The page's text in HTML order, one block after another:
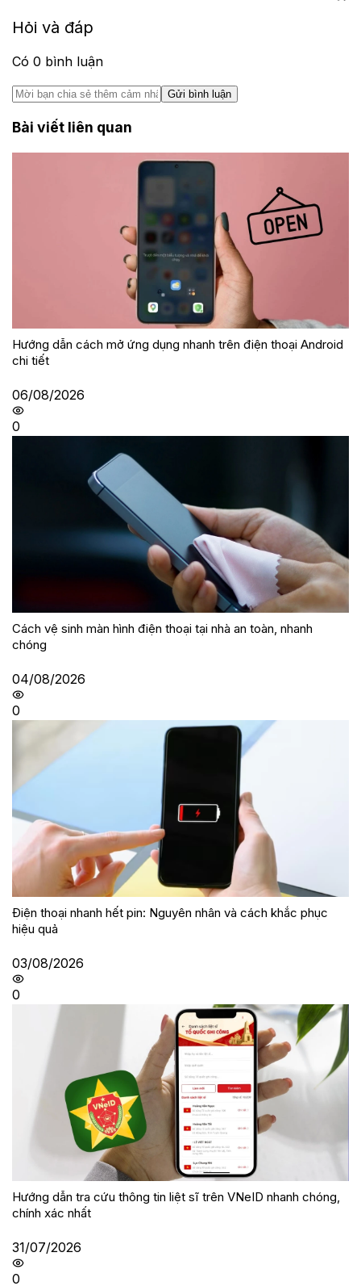
Hỏi và đáp
Có 0 bình luận
Gửi bình luận
Bài viết liên quan
Hướng dẫn cách mở ứng dụng nhanh trên điện thoại Android
chi tiết
06/08/2026
0
Cách vệ sinh màn hình điện thoại tại nhà an toàn, nhanh
chóng
04/08/2026
0
Điện thoại nhanh hết pin: Nguyên nhân và cách khắc phục
hiệu quả
03/08/2026
0
Hướng dẫn tra cứu thông tin liệt sĩ trên VNeID nhanh chóng,
chính xác nhất
31/07/2026
0